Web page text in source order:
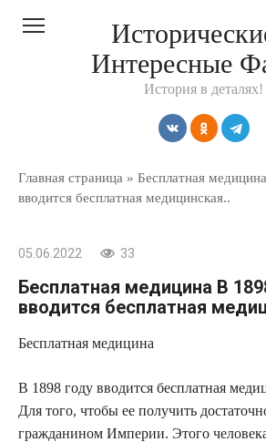
Интересные
История в деталях!
Главная страница » Бесплатная
вводится бесплатная медицинская..
05.06.2022 33
Бесплатная медицина В
вводится бесплатная
Бесплатная медицина
В 1898 году вводится бесплатная
Для того, чтобы ее получить
гражданином Империи. Этого